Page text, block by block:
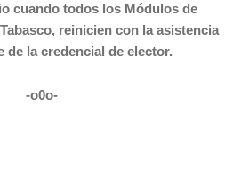
cuando todos los Módulos de
reinicien con la asistencia
de la credencial de elector.
-o0o-